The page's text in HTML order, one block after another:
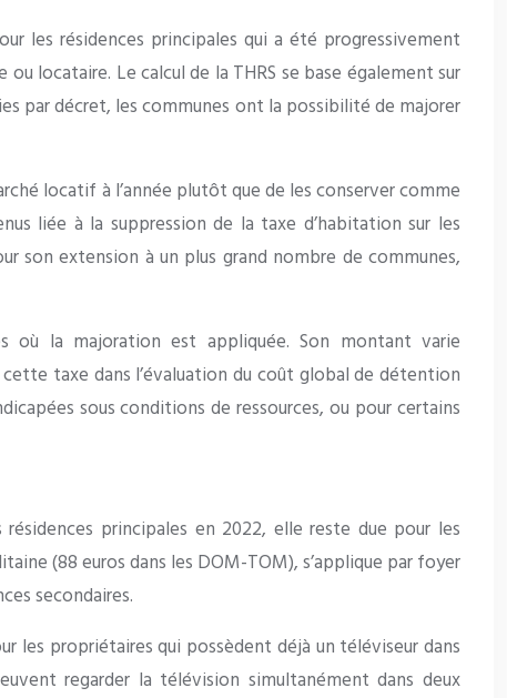
les résidences principales qui a été progressivement
locataire. Le calcul de la THRS se base également sur
par décret, les communes ont la possibilité de majorer
locatif à l’année plutôt que de les conserver comme
liée à la suppression de la taxe d’habitation sur les
son extension à un plus grand nombre de communes,
où la majoration est appliquée. Son montant varie
taxe dans l’évaluation du coût global de détention
sous conditions de ressources, ou pour certains
principales en 2022, elle reste due pour les
(88 euros dans les DOM-TOM), s’applique par foyer
secondaires.
les propriétaires qui possèdent déjà un téléviseur dans
regarder la télévision simultanément dans deux